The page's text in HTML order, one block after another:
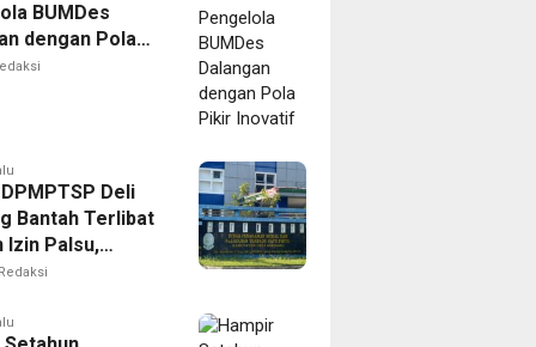
BUMDes
dengan Pola
Deli
Bantah Terlibat
Izin Palsu,
Proses
Redaksi